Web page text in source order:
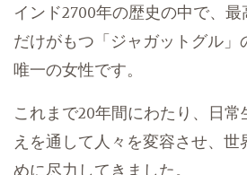
インド2700年の歴史の中で、
だけがもつ「ジャガットグル」
唯一の女性です。
これまで20年間にわたり、日
えを通して人々を変容させ、世
めに尽力してきました。